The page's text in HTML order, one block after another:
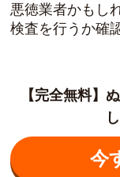
悪徳業者かもし
検査を行うか確
【完全無料】
今